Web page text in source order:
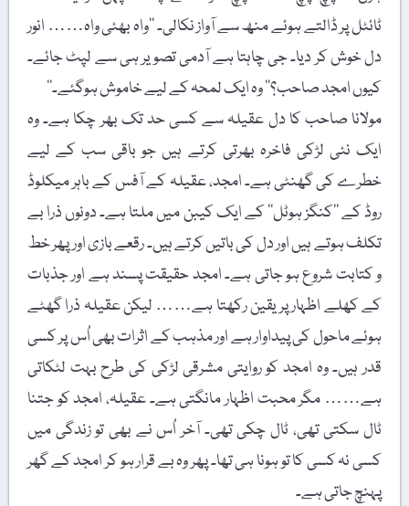
ٹائٹل پر ڈالتے ہوئے منھ سے آواز نکالی۔ ’’واہ بھئی واہ…… انور
دل خوش کر دیا۔ جی چاہتا ہے آدمی تصویر ہی سے لپٹ جائے۔
کیوں امجد صاحب؟‘‘ وہ ایک لمحہ کے لیے خاموش ہوگئے۔‘‘
مولانا صاحب کا دل عقیلہ سے کسی حد تک بھر چکا ہے۔ وہ
ایک نئی لڑکی فاخرہ بھرتی کرتے ہیں جو باقی سب کے لیے
خطرے کی گھنٹی ہے۔ امجد، عقیلہ کے آفس کے باہر میکلوڈ
روڈ کے ’’کنگز ہوٹل‘‘ کے ایک کیبن میں ملتا ہے۔ دونوں ذرا بے
تکلف ہوتے ہیں اور دل کی باتیں کرتے ہیں۔ رقعے بازی اور پھر خط
و کتابت شروع ہو جاتی ہے۔ امجد حقیقت پسند ہے اور جذبات
کے کھلے اظہار پر یقین رکھتا ہے…… لیکن عقیلہ ذرا گھٹے
ہوئے ماحول کی پیداوار ہے اور مذہب کے اثرات بھی اُس پر کسی
قدر ہیں۔ وہ امجد کو روایتی مشرقی لڑکی کی طرح بہت لٹکاتی
ہے…… مگر محبت اظہار مانگتی ہے۔ عقیلہ، امجد کو جتنا
ٹال سکتی تھی، ٹال چکی تھی۔ آخر اُس نے بھی تو زندگی میں
کسی نہ کسی کا تو ہونا ہی تھا۔ پھر وہ بے قرار ہو کر امجد کے گھر
پہنچ جاتی ہے۔